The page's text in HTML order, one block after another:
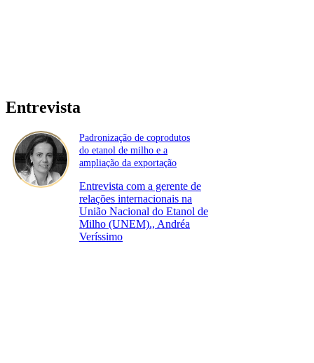
Entrevista
Padronização de coprodutos
do etanol de milho e a
ampliação da exportação
Entrevista com a gerente de
relações internacionais na
União Nacional do Etanol de
Milho (UNEM)., Andréa
Veríssimo